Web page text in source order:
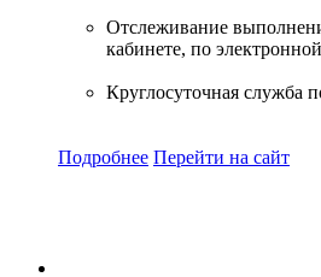
Отслеживание
кабинете, по
Круглосуточная служба
Подробнее Перейти на сайт